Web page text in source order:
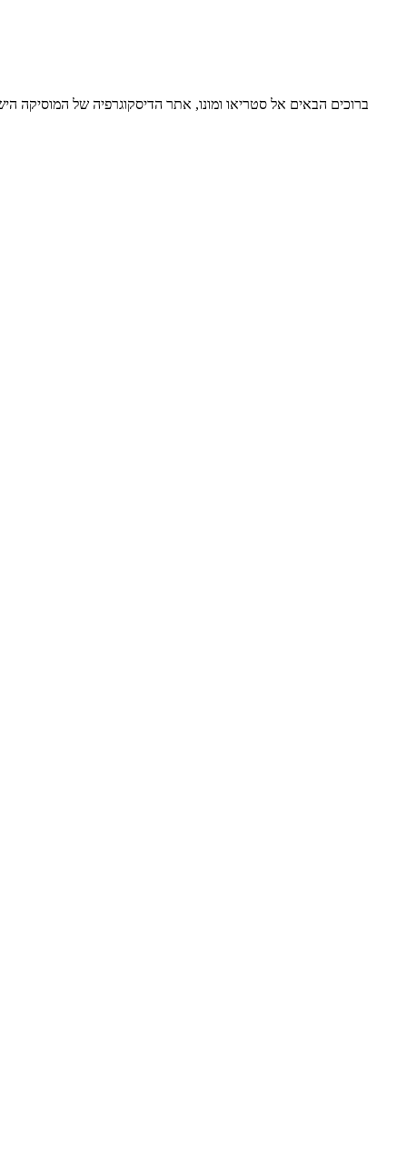
ברוכים הבאים אל סטריאו ומונו, אתר הדיסקוגרפיה של